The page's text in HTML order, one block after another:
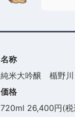
名称
純米大吟醸 楯野
価格
720ml 26,400円(税